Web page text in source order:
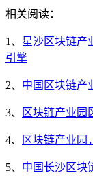
相关阅读：
1、 星沙区块链产
引擎
2、 中国区块链产
3、 区块链产业园
4、 区块链产业园
5、 中国长沙区块